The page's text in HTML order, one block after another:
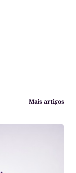
Mais artigos